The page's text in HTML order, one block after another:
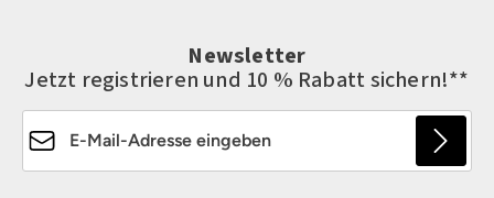
Newsletter
Jetzt registrieren und 10 % Rabatt sichern!**